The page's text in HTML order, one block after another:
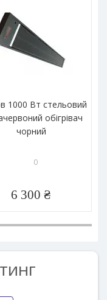
1000 Вт стельовий
обігрівач
чорний
0
6 300 ₴